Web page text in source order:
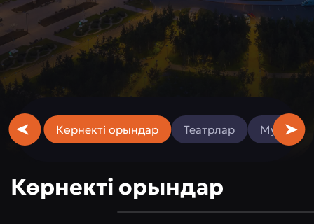
Көрнекті орындар Театрлар
Көрнекті орындар